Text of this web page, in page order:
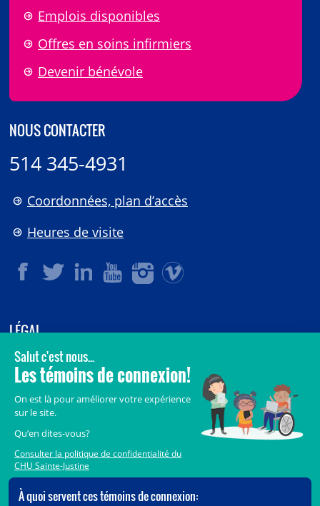
Emplois disponibles
Offres en soins infirmiers
Devenir bénévole
NOUS CONTACTER
514 345-4931
Coordonnées, plan d’accès
Heures de visite
LÉGAL
© 2006-2026CHU Sainte-Justine.
Tous droits réservés.
Crédits
Accès aux documents des organismes publics